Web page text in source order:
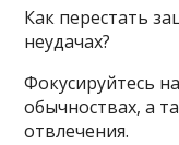
Как перестать
неудачах?
Фокусируйтесь
обычноствах, а
отвлечения.